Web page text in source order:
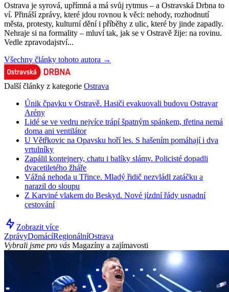
Ostrava je syrová, upřímná a má svůj rytmus – a Ostravská Drbna to
ví. Přináší zprávy, které jdou rovnou k věci: nehody, rozhodnutí
města, protesty, kulturní dění i příběhy z ulic, které by jinde zapadly.
Nehraje si na formality – mluví tak, jak se v Ostravě žije: na rovinu.
Vedle zpravodajství...
Všechny články tohoto autora →
Další články z kategorie Ostrava
Únik čpavku v Ostravě. Hasiči evakuovali budovu Ostravar
Arény
Lidé se ve vedru nejvíce trápí špatným spánkem, třetina nemá
doma ani ventilátor
U Větřkovic na Opavsku hoří les. S hašením pomáhají i dva
vrtulníky
Zapálil kontejnery, chatu i balíky slámy. Policisté dopadli
dvacetiletého žháře
Vážná nehoda u Třince. Mladý řidič nezvládl zatáčku a
narazil do sloupu
Z Karviné vlakem do Beskyd. Nové jízdní řády usnadní
cestování
Zobrazit více
ZprávyDomácíRegionálníOstrava
Vybrali jsme pro vás Magazíny a zajímavosti